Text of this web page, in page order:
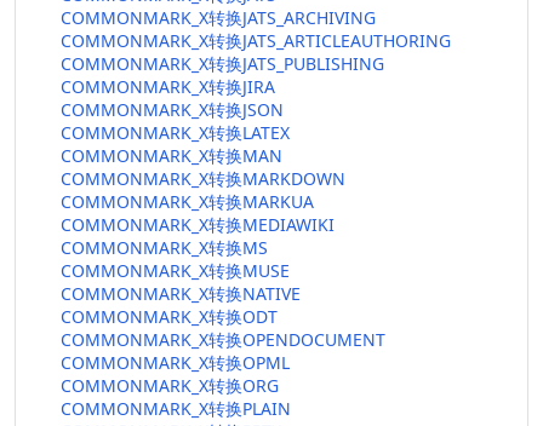
COMMONMARK_X转换JATS_ARCHIVING
COMMONMARK_X转换JATS_ARTICLEAUTHORING
COMMONMARK_X转换JATS_PUBLISHING
COMMONMARK_X转换JIRA
COMMONMARK_X转换JSON
COMMONMARK_X转换LATEX
COMMONMARK_X转换MAN
COMMONMARK_X转换MARKDOWN
COMMONMARK_X转换MARKUA
COMMONMARK_X转换MEDIAWIKI
COMMONMARK_X转换MS
COMMONMARK_X转换MUSE
COMMONMARK_X转换NATIVE
COMMONMARK_X转换ODT
COMMONMARK_X转换OPENDOCUMENT
COMMONMARK_X转换OPML
COMMONMARK_X转换ORG
COMMONMARK_X转换PLAIN